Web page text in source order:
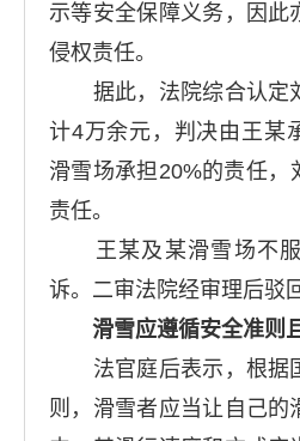
示等安全保障义务，因此
侵权责任。
据此，法院综合认定
计4万余元，判决由王某
滑雪场承担20%的责任，
责任。
王某及某滑雪场不服
诉。二审法院经审理后驳
滑雪应遵循安全准则
法官庭后表示，根据
则，滑雪者应当让自己的